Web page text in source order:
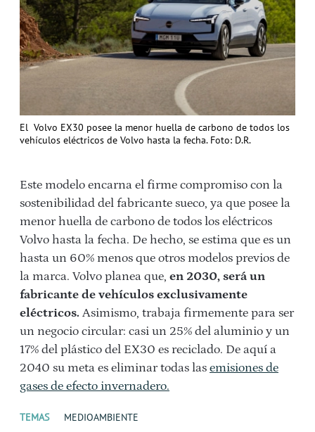
El Volvo EX30 posee la menor huella de carbono de todos los
vehículos eléctricos de Volvo hasta la fecha. Foto: D.R.
Este modelo encarna el firme compromiso con la
sostenibilidad del fabricante sueco, ya que posee la
menor huella de carbono de todos los eléctricos
Volvo hasta la fecha. De hecho, se estima que es un
hasta un 60% menos que otros modelos previos de
la marca. Volvo planea que, en 2030, será un
fabricante de vehículos exclusivamente
eléctricos. Asimismo, trabaja firmemente para ser
un negocio circular: casi un 25% del aluminio y un
17% del plástico del EX30 es reciclado. De aquí a
2040 su meta es eliminar todas las emisiones de
gases de efecto invernadero.
TEMAS MEDIOAMBIENTE